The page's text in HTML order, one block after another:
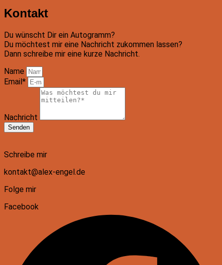
Kontakt
Du wünscht Dir ein Autogramm?
Du möchtest mir eine Nachricht zukommen lassen?
Dann schreibe mir eine kurze Nachricht.
Name
Email*
Nachricht
Senden
Schreibe mir
kontakt@alex-engel.de
Folge mir
Facebook